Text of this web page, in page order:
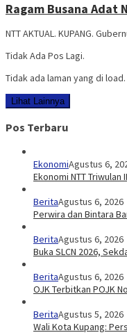
Ragam Busana Adat
NTT AKTUAL. KUPANG.
Tidak Ada Pos Lagi.
Tidak ada laman yang di load.
Lihat Lainnya
Pos Terbaru
EkonomiAgustus 6,
Ekonomi NTT
BeritaAgustus 6, 2026
Perwira dan Bintara
BeritaAgustus 6, 2026
Buka SLCN 2026,
BeritaAgustus 6, 2026
OJK Terbitkan POJK
BeritaAgustus 5, 2026
Wali Kota Kupang: